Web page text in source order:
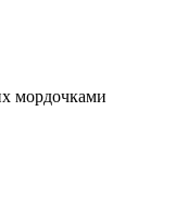
мордочками